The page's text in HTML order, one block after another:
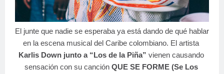
El junte que nadie se esperaba ya está dando de qué hablar
Karlis Down junto a “Los de la Piña” vienen causando
sensación con su canción QUE SE FORME (Se Los